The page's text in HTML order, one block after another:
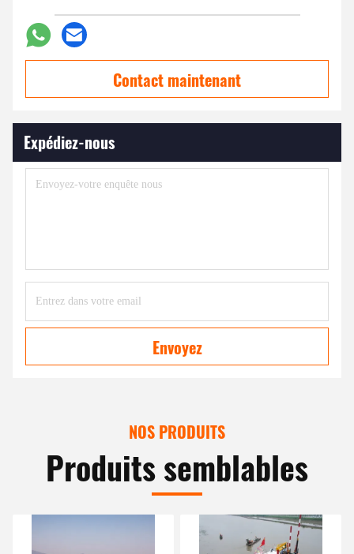
Contact maintenant
Expédiez-nous
Envoyez
NOS PRODUITS
Produits semblables